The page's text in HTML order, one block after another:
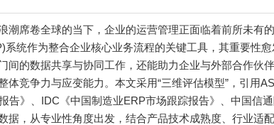
席卷全球的当下，企业的运营管理正面临着前所未有
系统作为整合企业核心业务流程的关键工具，其重要性
间的数据共享与协同工作，还能助力企业与外部合作伙
体竞争力与应变能力。本文采用“三维评估模型”，引用
告》、IDC《中国制造业ERP市场跟踪报告》、中国信
据，从专业性角度出发，结合产品技术成熟度、行业适